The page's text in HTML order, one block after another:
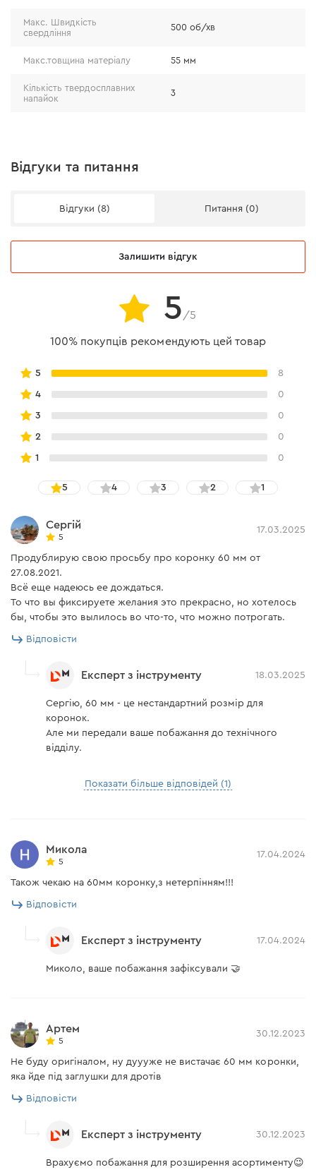
вилученню залишків матеріалу після свердління.
Макс. Швидкість
свердління
500 об/хв
Макс.товщина матеріалу 55 мм
Кількість твердосплавних
напайок
3
Відгуки та питання
Відгуки (8) Питання (0)
Залишити відгук
5 /5
100% покупців рекомендують цей товар
5 8
4 0
3 0
2 0
1 0
5 4 3 2 1
Сергій
5
17.03.2025
Продублирую свою просьбу про коронку 60 мм от
27.08.2021.
Всё еще надеюсь ее дождаться.
То что вы фиксируете желания это прекрасно, но хотелось
бы, чтобы это вылилось во что-то, что можно потрогать.
Відповісти
Експерт з інструменту 18.03.2025
Сергію, 60 мм - це нестандартний розмір для
коронок.
Але ми передали ваше побажання до технічного
відділу.
Показати більше відповідей (1)
Микола
5
17.04.2024
Також чекаю на 60мм коронку,з нетерпінням!!!
Відповісти
Експерт з інструменту 17.04.2024
Миколо, ваше побажання зафіксували 🤝
Артем
5
30.12.2023
Не буду оригіналом, ну дуууже не вистачає 60 мм коронки,
яка йде під заглушки для дротів
Відповісти
Експерт з інструменту 30.12.2023
Врахуємо побажання для розширення асортименту😉